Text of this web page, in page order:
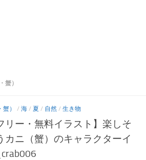
蟹）
） / 海 / 夏 / 自然 / 生き物
リー・無料イラスト】楽しそ
カニ（蟹）のキャラクターイ